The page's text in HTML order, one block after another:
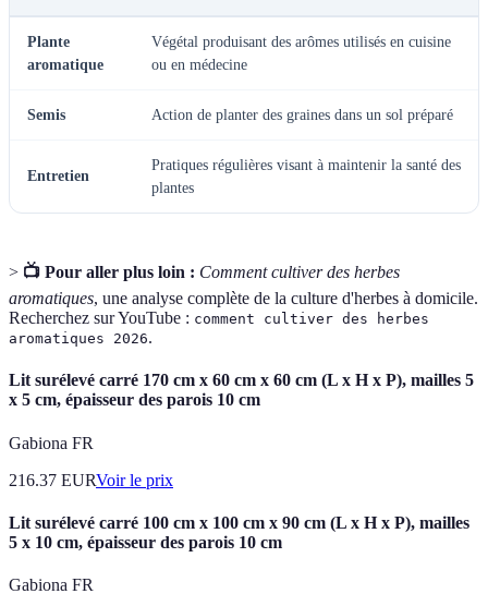
Plante
aromatique
Végétal produisant des arômes utilisés en cuisine
ou en médecine
Semis Action de planter des graines dans un sol préparé
Entretien
Pratiques régulières visant à maintenir la santé des
plantes
> 📺 Pour aller plus loin : Comment cultiver des herbes
aromatiques, une analyse complète de la culture d'herbes à domicile.
Recherchez sur YouTube : comment cultiver des herbes
aromatiques 2026.
Lit surélevé carré 170 cm x 60 cm x 60 cm (L x H x P), mailles 5
x 5 cm, épaisseur des parois 10 cm
Gabiona FR
216.37 EURVoir le prix
Lit surélevé carré 100 cm x 100 cm x 90 cm (L x H x P), mailles
5 x 10 cm, épaisseur des parois 10 cm
Gabiona FR